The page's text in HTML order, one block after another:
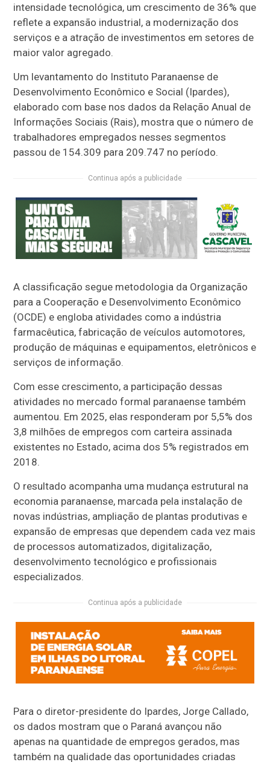
intensidade tecnológica, um crescimento de 36% que
reflete a expansão industrial, a modernização dos
serviços e a atração de investimentos em setores de
maior valor agregado.
Um levantamento do Instituto Paranaense de
Desenvolvimento Econômico e Social (Ipardes),
elaborado com base nos dados da Relação Anual de
Informações Sociais (Rais), mostra que o número de
trabalhadores empregados nesses segmentos
passou de 154.309 para 209.747 no período.
Continua após a publicidade
A classificação segue metodologia da Organização
para a Cooperação e Desenvolvimento Econômico
(OCDE) e engloba atividades como a indústria
farmacêutica, fabricação de veículos automotores,
produção de máquinas e equipamentos, eletrônicos e
serviços de informação.
Com esse crescimento, a participação dessas
atividades no mercado formal paranaense também
aumentou. Em 2025, elas responderam por 5,5% dos
3,8 milhões de empregos com carteira assinada
existentes no Estado, acima dos 5% registrados em
2018.
O resultado acompanha uma mudança estrutural na
economia paranaense, marcada pela instalação de
novas indústrias, ampliação de plantas produtivas e
expansão de empresas que dependem cada vez mais
de processos automatizados, digitalização,
desenvolvimento tecnológico e profissionais
especializados.
Continua após a publicidade
Para o diretor-presidente do Ipardes, Jorge Callado,
os dados mostram que o Paraná avançou não
apenas na quantidade de empregos gerados, mas
também na qualidade das oportunidades criadas